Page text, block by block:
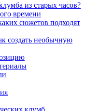
из старых часов?
времени
сюжетов подходят
создать необычную
клумб